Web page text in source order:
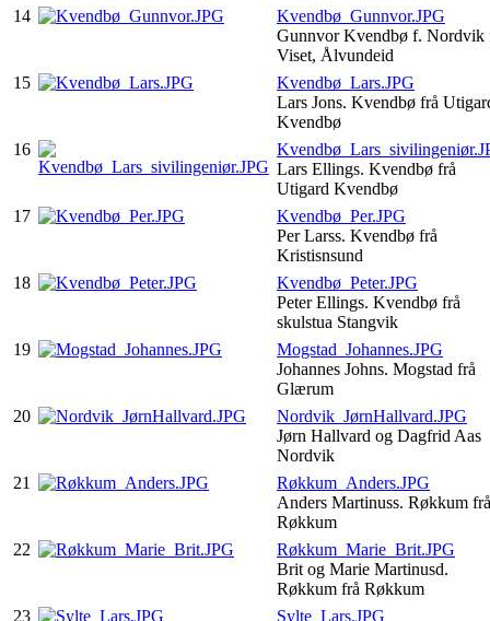
14
Kvendbø_Gunnvor.JPG
Gunnvor Kvendbø f. Nordvik
Viset, Ålvundeid
15
Kvendbø_Lars.JPG
Lars Jons. Kvendbø frå
Kvendbø
16
Lars Ellings. Kvendbø frå
Utigard Kvendbø
17
Kvendbø_Per.JPG
Per Larss. Kvendbø frå
Kristisnsund
18
Kvendbø_Peter.JPG
Peter Ellings. Kvendbø frå
skulstua Stangvik
19
Mogstad_Johannes.JPG
Johannes Johns. Mogstad frå
Glærum
20
Nordvik_JørnHallvard.JPG
Jørn Hallvard og Dagfrid Aas
Nordvik
21
Røkkum_Anders.JPG
Anders Martinuss. Røkkum frå
Røkkum
22
Røkkum_Marie_Brit.JPG
Brit og Marie Martinusd.
Røkkum frå Røkkum
23
Sylte_Lars.JPG